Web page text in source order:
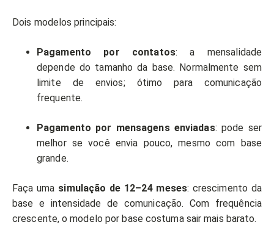
Dois modelos principais:
Pagamento por contatos: a mensalidade
depende do tamanho da base. Normalmente sem
limite de envios; ótimo para comunicação
frequente.
Pagamento por mensagens enviadas: pode ser
melhor se você envia pouco, mesmo com base
grande.
Faça uma simulação de 12–24 meses: crescimento da
base e intensidade de comunicação. Com frequência
crescente, o modelo por base costuma sair mais barato.